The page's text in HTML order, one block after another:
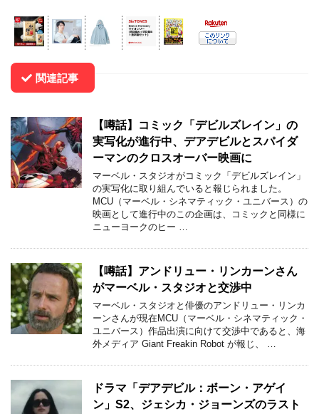
関連記事
【噂話】コミック「デビルズレイン」の
実写化が進行中、デアデビルとスパイダ
ーマンのクロスオーバー映画に
マーベル・スタジオがコミック「デビルズレイン」
の実写化に取り組んでいると報じられました。
MCU（マーベル・シネマティック・ユニバース）の
映画として進行中のこの企画は、コミックと同様に
ニューヨークのヒー …
【噂話】アンドリュー・リンカーンさん
がマーベル・スタジオと交渉中
マーベル・スタジオと俳優のアンドリュー・リンカ
ーンさんが現在MCU（マーベル・シネマティック・
ユニバース）作品出演に向けて交渉中であると、海
外メディア Giant Freakin Robot が報じ、 …
ドラマ「デアデビル：ボーン・アゲイ
ン」S2、ジェシカ・ジョーンズのラスト